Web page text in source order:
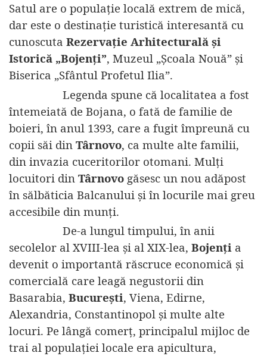
Satul are o populație locală extrem de mică,
dar este o destinație turistică interesantă cu
cunoscuta Rezervație Arhitecturală și
Istorică „Bojenți”, Muzeul „Școala Nouă” și
Biserica „Sfântul Profetul Ilia”.
Legenda spune că localitatea a fost
întemeiată de Bojana, o fată de familie de
boieri, în anul 1393, care a fugit împreună cu
copii săi din Târnovo, ca multe alte familii,
din invazia cuceritorilor otomani. Mulți
locuitori din Târnovo găsesc un nou adăpost
în sălbăticia Balcanului și în locurile mai greu
accesibile din munți.
De-a lungul timpului, în anii
secolelor al XVIII-lea și al XIX-lea, Bojenți a
devenit o importantă răscruce economică și
comercială care leagă negustorii din
Basarabia, București, Viena, Edirne,
Alexandria, Constantinopol și multe alte
locuri. Pe lângă comerț, principalul mijloc de
trai al populației locale era apicultura,